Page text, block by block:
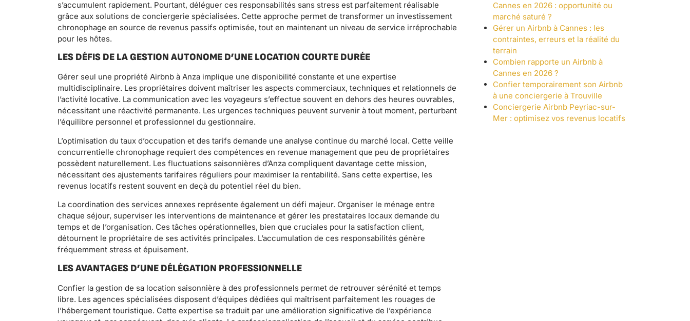
s’accumulent rapidement. Pourtant, déléguer ces responsabilités sans stress est parfaitement réalisable
grâce aux solutions de conciergerie spécialisées. Cette approche permet de transformer un investissement
chronophage en source de revenus passifs optimisée, tout en maintenant un niveau de service irréprochable
pour les hôtes.
LES DÉFIS DE LA GESTION AUTONOME D’UNE LOCATION COURTE DURÉE
Gérer seul une propriété Airbnb à Anza implique une disponibilité constante et une expertise
multidisciplinaire. Les propriétaires doivent maîtriser les aspects commerciaux, techniques et relationnels de
l’activité locative. La communication avec les voyageurs s’effectue souvent en dehors des heures ouvrables,
nécessitant une réactivité permanente. Les urgences techniques peuvent survenir à tout moment, perturbant
l’équilibre personnel et professionnel du gestionnaire.
L’optimisation du taux d’occupation et des tarifs demande une analyse continue du marché local. Cette veille
concurrentielle chronophage requiert des compétences en revenue management que peu de propriétaires
possèdent naturellement. Les fluctuations saisonnières d’Anza compliquent davantage cette mission,
nécessitant des ajustements tarifaires réguliers pour maximiser la rentabilité. Sans cette expertise, les
revenus locatifs restent souvent en deçà du potentiel réel du bien.
La coordination des services annexes représente également un défi majeur. Organiser le ménage entre
chaque séjour, superviser les interventions de maintenance et gérer les prestataires locaux demande du
temps et de l’organisation. Ces tâches opérationnelles, bien que cruciales pour la satisfaction client,
détournent le propriétaire de ses activités principales. L’accumulation de ces responsabilités génère
fréquemment stress et épuisement.
LES AVANTAGES D’UNE DÉLÉGATION PROFESSIONNELLE
Confier la gestion de sa location saisonnière à des professionnels permet de retrouver sérénité et temps
libre. Les agences spécialisées disposent d’équipes dédiées qui maîtrisent parfaitement les rouages de
l’hébergement touristique. Cette expertise se traduit par une amélioration significative de l’expérience
Cannes en 2026 : opportunité ou
marché saturé ?
Gérer un Airbnb à Cannes : les
contraintes, erreurs et la réalité du
terrain
Combien rapporte un Airbnb à
Cannes en 2026 ?
Confier temporairement son Airbnb
à une conciergerie à Trouville
Conciergerie Airbnb Peyriac-sur-
Mer : optimisez vos revenus locatifs